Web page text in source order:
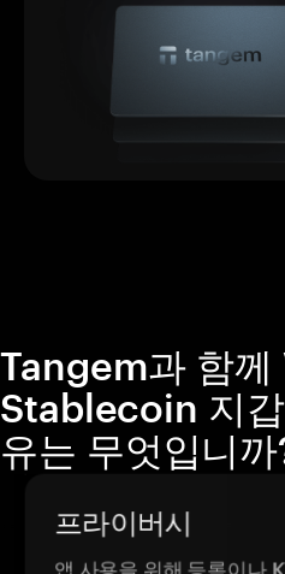
Tangem과 함께
Stablecoin 지
유는 무엇입니까
프라이버시